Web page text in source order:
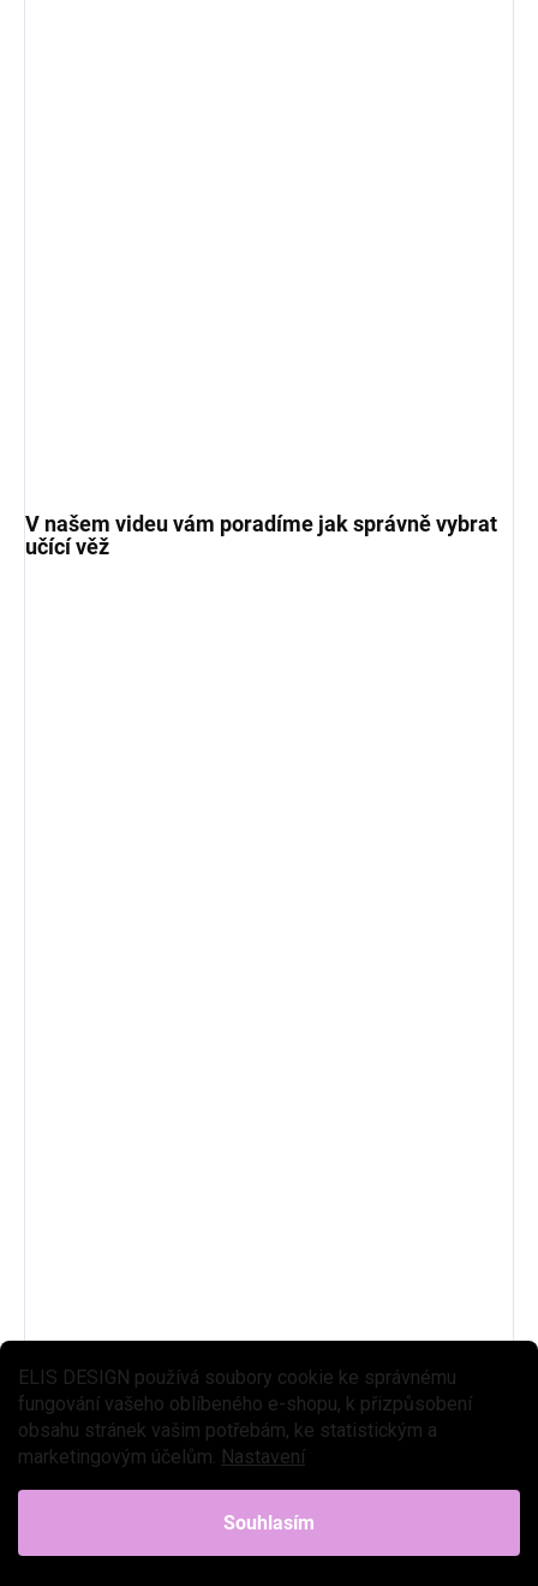
ELIS DESIGN používá soubory cookie ke správnému
fungování vašeho oblíbeného e-shopu, k přizpůsobení
obsahu stránek vašim potřebám, ke statistickým a
marketingovým účelům. Nastavení
Souhlasím
V našem videu vám poradíme jak správně vybrat
učící věž